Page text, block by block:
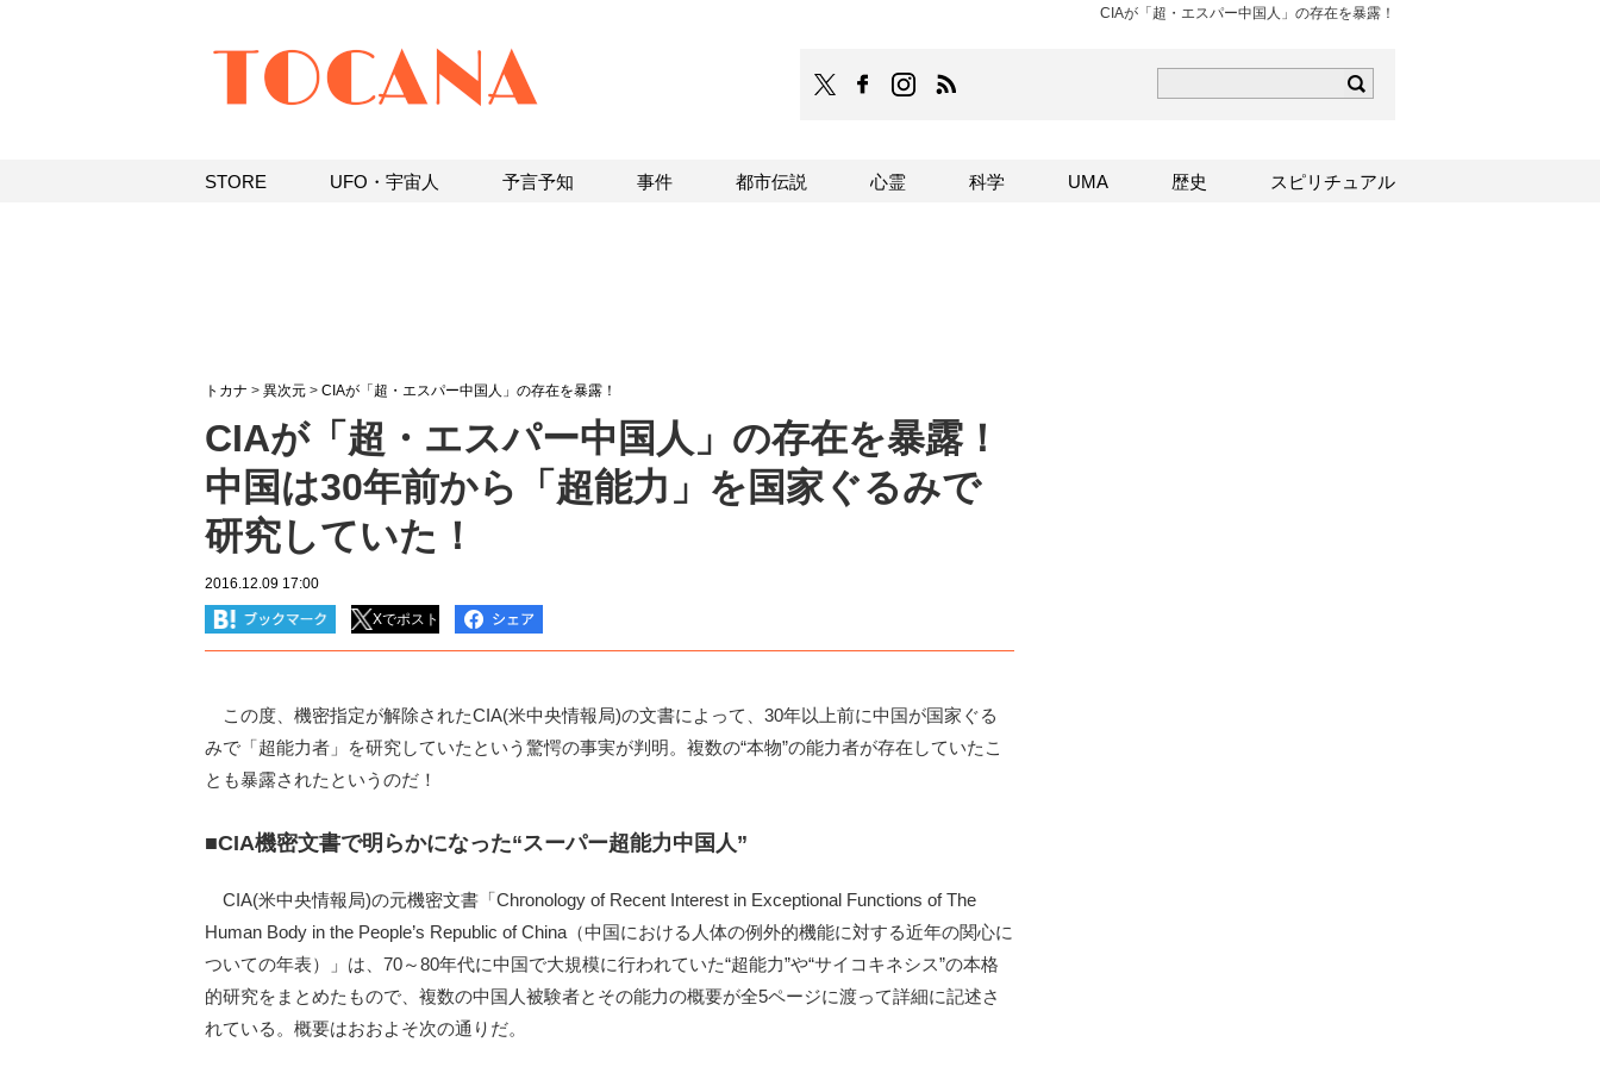
CIAが「超・エスパー中国人」の存在を暴露！
TOCANAのFacebookはこちら
TOCANAのinstagramはこちら
トカナ > 異次元 > CIAが「超・エスパー中国人」の存在を暴露！
CIAが「超・エスパー中国人」の存在を暴露！
中国は30年前から「超能力」を国家ぐるみで
研究していた！
2016.12.09 17:00
Xでポスト
この度、機密指定が解除されたCIA(米中央情報局)の文書によって、30年以上前に中国が国家ぐる
みで「超能力者」を研究していたという驚愕の事実が判明。複数の“本物”の能力者が存在していたこ
とも暴露されたというのだ！
■CIA機密文書で明らかになった“スーパー超能力中国人”
CIA(米中央情報局)の元機密文書「Chronology of Recent Interest in Exceptional Functions of The
Human Body in the People’s Republic of China（中国における人体の例外的機能に対する近年の関心に
ついての年表）」は、70～80年代に中国で大規模に行われていた“超能力”や“サイコキネシス”の本格
的研究をまとめたもので、複数の中国人被験者とその能力の概要が全5ページに渡って詳細に記述さ
れている。概要はおおよそ次の通りだ。
STORE UFO・宇宙人 予言予知 事件 都市伝説 心霊 科学 UMA 歴史 スピリチュアル